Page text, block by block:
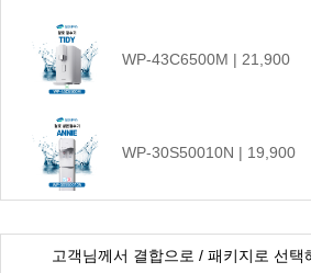
WP-43C6500M | 21,900
WP-30S50010N | 19,900
CHP-1290D | 17,900
고객님께서 결합으로 / 패키지로 선택